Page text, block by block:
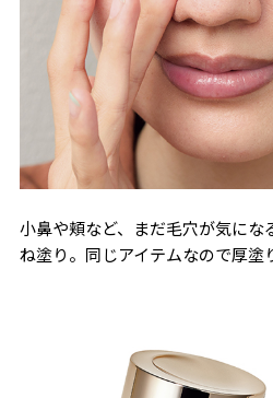
小鼻や頬など、まだ毛穴が気に
ね塗り。同じアイテムなので厚塗